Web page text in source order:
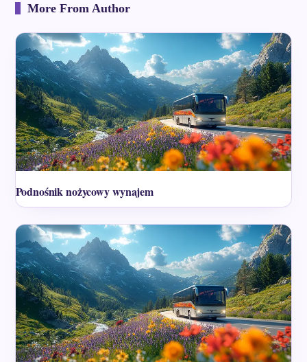
More From Author
Podnośnik nożycowy wynajem